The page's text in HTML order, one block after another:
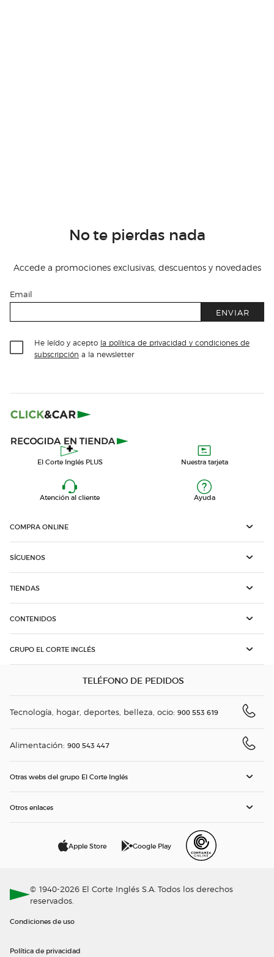
No te pierdas nada
Accede a promociones exclusivas, descuentos y novedades
Email
ENVIAR
He leído y acepto la política de privacidad y condiciones de
subscripción a la newsletter
El Corte Inglés PLUS Nuestra tarjeta
Atención al cliente Ayuda
COMPRA ONLINE
SÍGUENOS
TIENDAS
CONTENIDOS
GRUPO EL CORTE INGLÉS
TELÉFONO DE PEDIDOS
Tecnología, hogar, deportes, belleza, ocio: 900 553 619
Alimentación: 900 543 447
Otras webs del grupo El Corte Inglés
Otros enlaces
Apple Store Google Play
© 1940-2026 El Corte Inglés S.A. Todos los derechos
reservados.
Condiciones de uso
Política de privacidad